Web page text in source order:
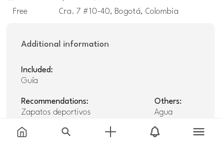
Free Cra. 7 #10-40, Bogotá, Colombia
Additional information
Included:
Guía
Recommendations:
Zapatos deportivos
Others:
Agua